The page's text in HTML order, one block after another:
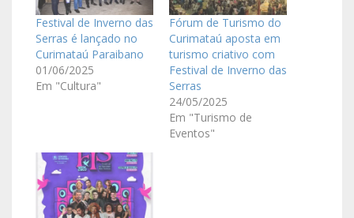
Festival de Inverno das
Serras é lançado no
Curimataú Paraibano
01/06/2025
Em "Cultura"
Fórum de Turismo do
Curimataú aposta em
turismo criativo com
Festival de Inverno das
Serras
24/05/2025
Em "Turismo de
Eventos"